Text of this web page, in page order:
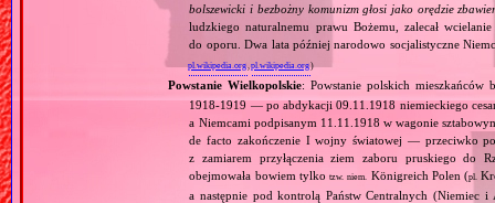
bolszewicki i bezbożny komunizm głosi jako orędzie
ludzkiego naturalnemu prawu Bożemu, zalecał
do oporu. Dwa lata później narodowo socjalistyczne
pl.wikipedia.org ,pl.wikipedia.org)
Powstanie Wielkopolskie: Powstanie polskich mieszkańców
1918‐1919 — po abdykacji 09.11.1918 niemieckiego
a Niemcami podpisanym 11.11.1918 w wagonie
de facto zakończenie I wojny światowej — przeciwko
z zamiarem przyłączenia ziem zaboru pruskiego do
obejmowała bowiem tylkotzw. niem. Königreich Polen (pl.
a następnie pod kontrolą Państw Centralnych (Niemiec